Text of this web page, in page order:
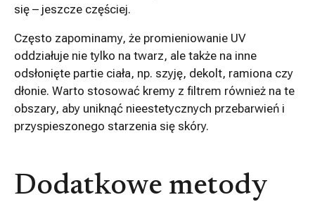
się – jeszcze częściej.
Często zapominamy, że promieniowanie UV
oddziałuje nie tylko na twarz, ale także na inne
odsłonięte partie ciała, np. szyję, dekolt, ramiona czy
dłonie. Warto stosować kremy z filtrem również na te
obszary, aby uniknąć nieestetycznych przebarwień i
przyspieszonego starzenia się skóry.
Dodatkowe metody